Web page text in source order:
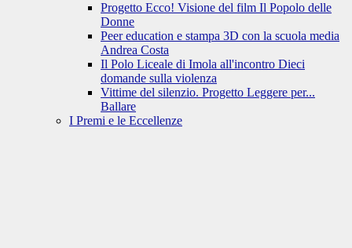
Progetto Ecco! Visione del film Il Popolo delle
Donne
Peer education e stampa 3D con la scuola media
Andrea Costa
Il Polo Liceale di Imola all'incontro Dieci
domande sulla violenza
Vittime del silenzio. Progetto Leggere per...
Ballare
I Premi e le Eccellenze